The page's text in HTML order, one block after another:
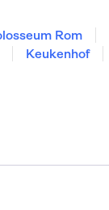
Rom
Keukenhof